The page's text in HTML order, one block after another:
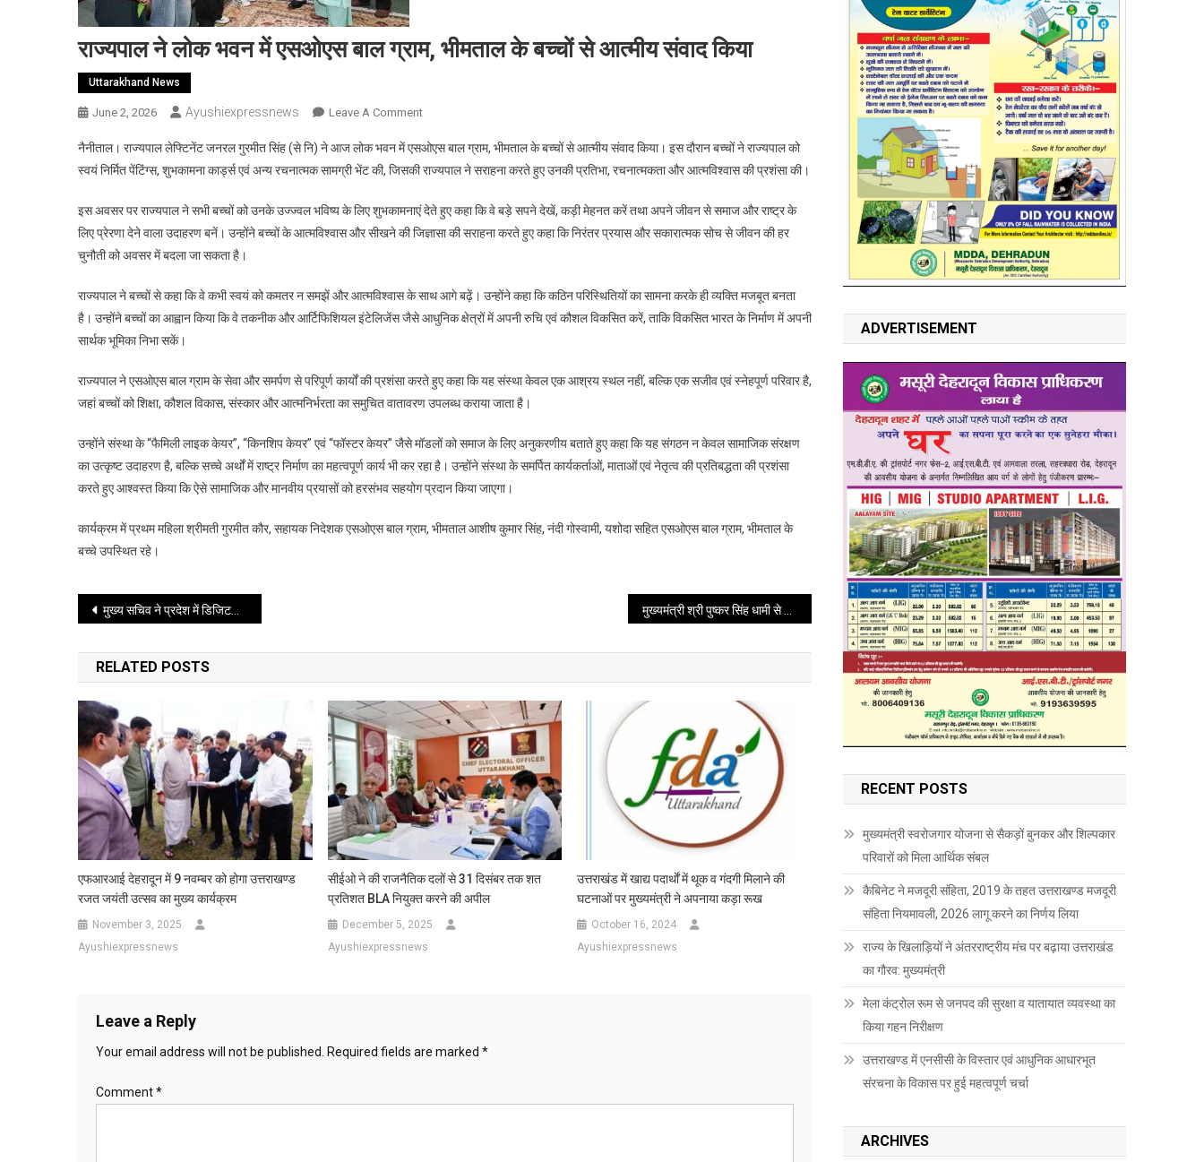
राज्यपाल ने लोक भवन में एसओएस बाल ग्राम, भीमताल के बच्चों से आत्मीय संवाद किया
Uttarakhand News
June 2, 2026 Ayushiexpressnews Leave A CommentOn
ने
लोक
में
एसओएस
भीमताल
के
आत्मीय
संवाद
नैनीताल। राज्यपाल लेफ्टिनेंट जनरल गुरमीत सिंह (से नि) ने आज लोक भवन में एसओएस बाल ग्राम, भीमताल के बच्चों से आत्मीय संवाद किया। इस दौरान बच्चों ने राज्यपाल को
स्वयं निर्मित पेंटिंग्स, शुभकामना कार्ड्स एवं अन्य रचनात्मक सामग्री भेंट की, जिसकी राज्यपाल ने सराहना करते हुए उनकी प्रतिभा, रचनात्मकता और आत्मविश्वास की प्रशंसा की।
इस अवसर पर राज्यपाल ने सभी बच्चों को उनके उज्ज्वल भविष्य के लिए शुभकामनाएं देते हुए कहा कि वे बड़े सपने देखें, कड़ी मेहनत करें तथा अपने जीवन से समाज और राष्ट्र के
लिए प्रेरणा देने वाला उदाहरण बनें। उन्होंने बच्चों के आत्मविश्वास और सीखने की जिज्ञासा की सराहना करते हुए कहा कि निरंतर प्रयास और सकारात्मक सोच से जीवन की हर
चुनौती को अवसर में बदला जा सकता है।
राज्यपाल ने बच्चों से कहा कि वे कभी स्वयं को कमतर न समझें और आत्मविश्वास के साथ आगे बढ़ें। उन्होंने कहा कि कठिन परिस्थितियों का सामना करके ही व्यक्ति मजबूत बनता
है। उन्होंने बच्चों का आह्वान किया कि वे तकनीक और आर्टिफिशियल इंटेलिजेंस जैसे आधुनिक क्षेत्रों में अपनी रुचि एवं कौशल विकसित करें, ताकि विकसित भारत के निर्माण में अपनी
सार्थक भूमिका निभा सकें।
राज्यपाल ने एसओएस बाल ग्राम के सेवा और समर्पण से परिपूर्ण कार्यों की प्रशंसा करते हुए कहा कि यह संस्था केवल एक आश्रय स्थल नहीं, बल्कि एक सजीव एवं स्नेहपूर्ण परिवार है,
जहां बच्चों को शिक्षा, कौशल विकास, संस्कार और आत्मनिर्भरता का समुचित वातावरण उपलब्ध कराया जाता है।
उन्होंने संस्था के “फैमिली लाइक केयर”, “किनशिप केयर” एवं “फॉस्टर केयर” जैसे मॉडलों को समाज के लिए अनुकरणीय बताते हुए कहा कि यह संगठन न केवल सामाजिक संरक्षण
का उत्कृष्ट उदाहरण है, बल्कि सच्चे अर्थों में राष्ट्र निर्माण का महत्वपूर्ण कार्य भी कर रहा है। उन्होंने संस्था के समर्पित कार्यकर्ताओं, माताओं एवं नेतृत्व की प्रतिबद्धता की प्रशंसा
करते हुए आश्वस्त किया कि ऐसे सामाजिक और मानवीय प्रयासों को हरसंभव सहयोग प्रदान किया जाएगा।
कार्यक्रम में प्रथम महिला श्रीमती गुरमीत कौर, सहायक निदेशक एसओएस बाल ग्राम, भीमताल आशीष कुमार सिंह, नंदी गोस्वामी, यशोदा सहित एसओएस बाल ग्राम, भीमताल के
बच्चे उपस्थित रहे।
Post
navigation
मुख्य सचिव ने प्रदेश में डिजिटल क्रॉप सर्वे के कार्य में भी तेजी लाए जाने के निर्देश दिए
RELATED POSTS
एफआरआई देहरादून में 9 नवम्बर को होगा उत्तराखण्ड
रजत जयंती उत्सव का मुख्य कार्यक्रम
November 3, 2025
Ayushiexpressnews
सीईओ ने की राजनैतिक दलों से 31 दिसंबर तक शत
प्रतिशत BLA नियुक्त करने की अपील
December 5, 2025
Ayushiexpressnews
उत्तराखंड में खाद्य पदार्थाें में थूक व गंदगी मिलाने की
घटनाओं पर मुख्यमंत्री ने अपनाया कड़ा रूख
October 16, 2024
Ayushiexpressnews
Leave a Reply
Your email address will not be published. Required fields are marked *
Comment*
ADVERTISEMENT
RECENT POSTS
मुख्यमंत्री स्वरोजगार योजना से सैकड़ों बुनकर और शिल्पकार
परिवारों को मिला आर्थिक संबल
कैबिनेट ने मजदूरी संहिता, 2019 के तहत उत्तराखण्ड मजदूरी
संहिता नियमावली, 2026 लागू करने का निर्णय लिया
राज्य के खिलाड़ियों ने अंतरराष्ट्रीय मंच पर बढ़ाया उत्तराखंड
का गौरव: मुख्यमंत्री
मेला कंट्रोल रूम से जनपद की सुरक्षा व यातायात व्यवस्था का
किया गहन निरीक्षण
उत्तराखण्ड में एनसीसी के विस्तार एवं आधुनिक आधारभूत
संरचना के विकास पर हुई महत्वपूर्ण चर्चा
ARCHIVES